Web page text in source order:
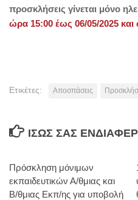
προσκλήσεις γίνεται μόνο
ώρα 15:00 έως 06/05/2025
Ετικέτες: Αποσπάσεις
ΊΣΩΣ ΣΑΣ
Πρόσκληση μόνιμων
εκπαιδευτικών Α/θμιας και
Β/θμιας Εκπ/ης για υποβολή